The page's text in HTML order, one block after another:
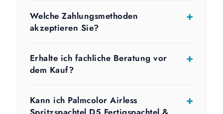
Welche Zahlungsmethoden
akzeptieren Sie?
Erhalte ich fachliche Beratung vor
dem Kauf?
Kann ich Palmcolor Airless